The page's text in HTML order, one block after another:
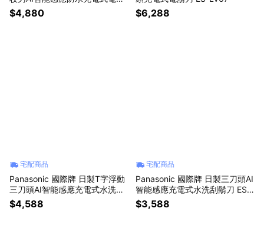
刀 ES-P330U
$4,880 $6,288
宅配商品
Panasonic 國際牌 日製T字浮動
三刀頭AI智能感應充電式水洗刮
鬍刀 ES-L341W
$4,588
宅配商品
Panasonic 國際牌 日製三刀頭AI
智能感應充電式水洗刮鬍刀 ES-
L321W
$3,588